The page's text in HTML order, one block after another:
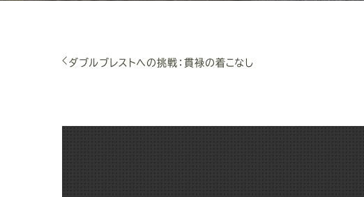
ダブルブレストへの挑戦：貫禄の着こなし